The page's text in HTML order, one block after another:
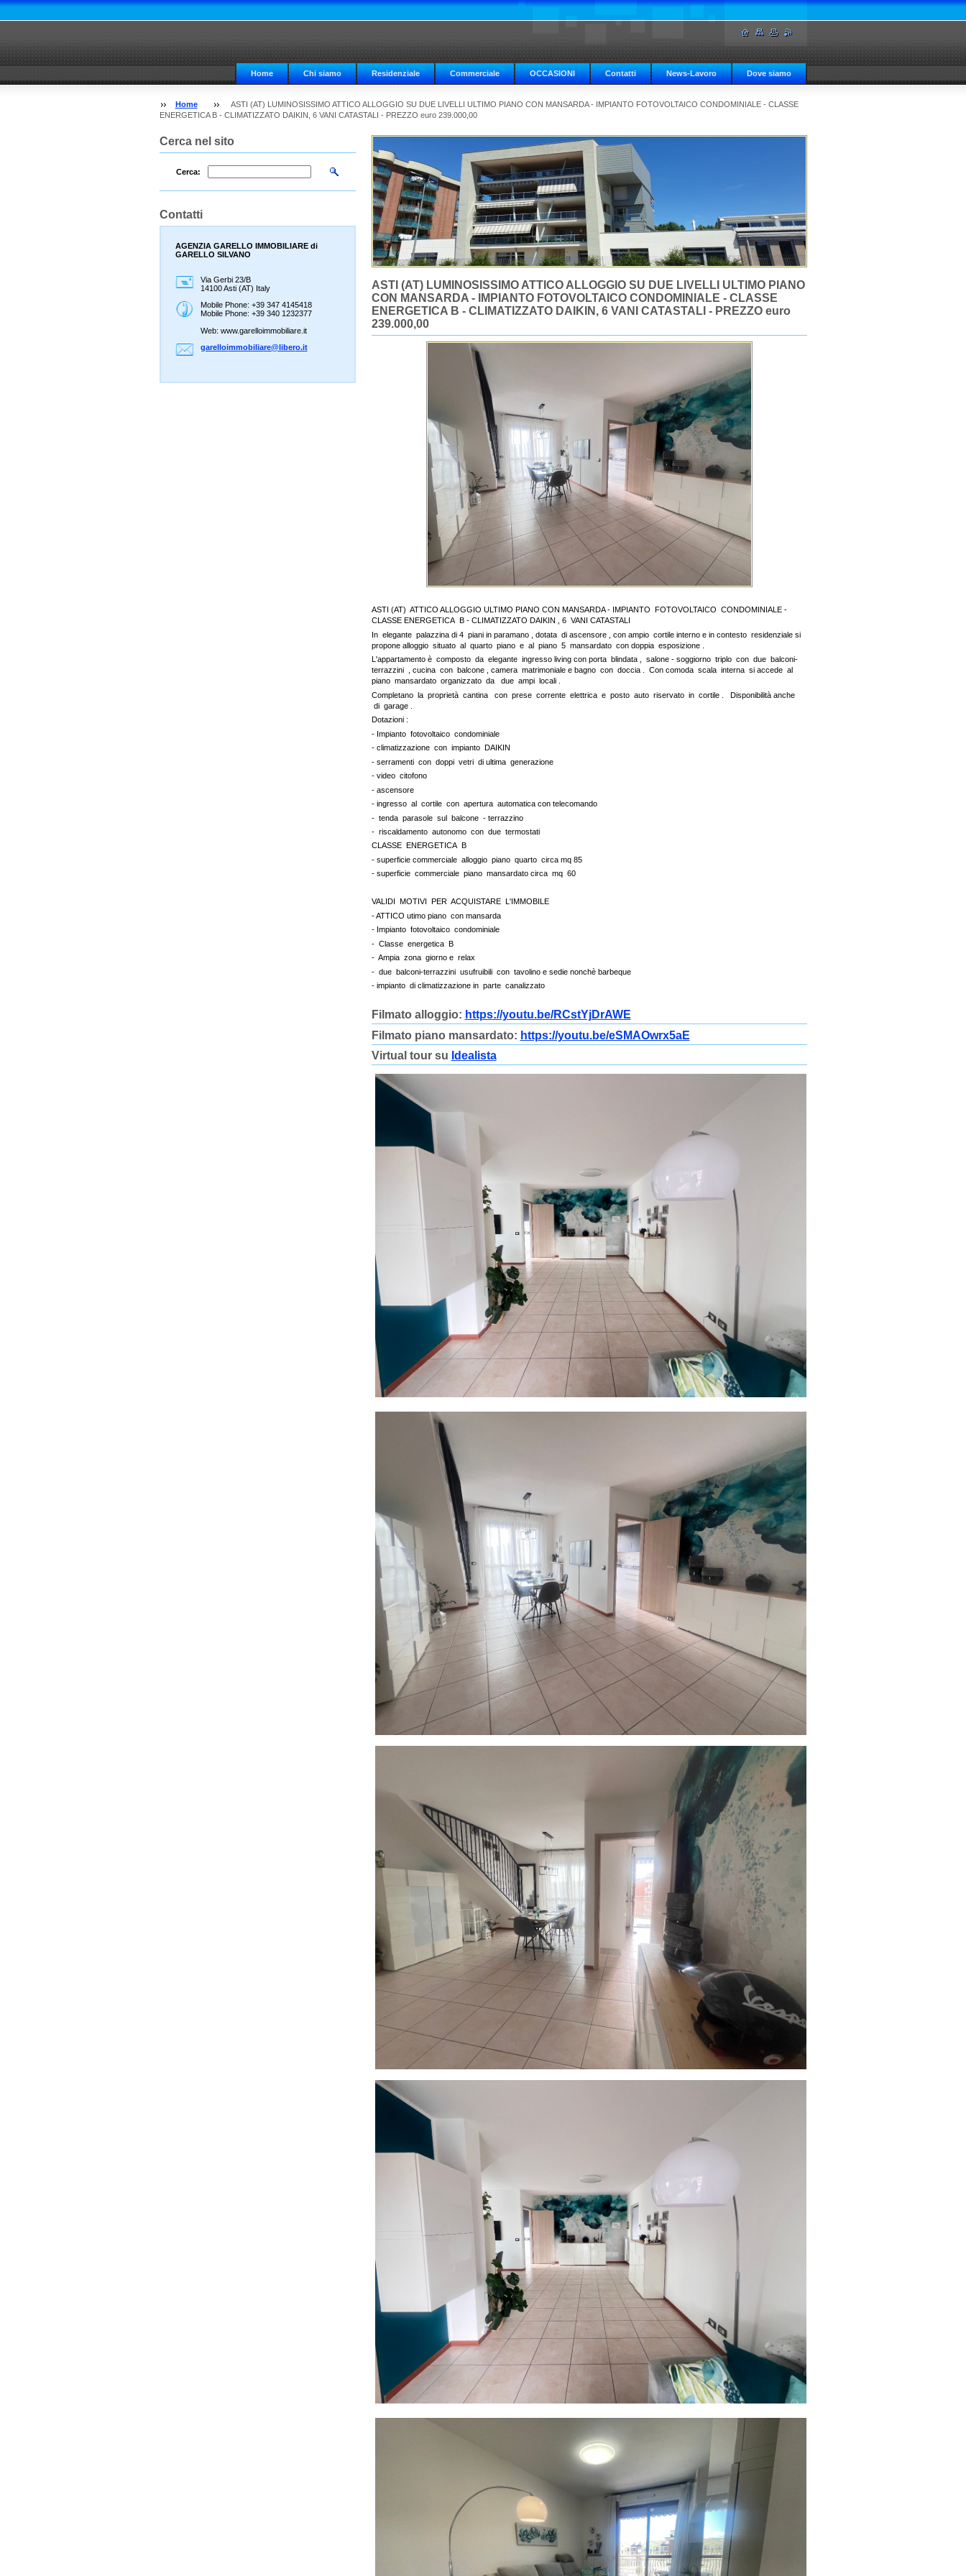
Home Chi siamo Residenziale Commerciale OCCASIONI Contatti News-Lavoro Dove siamo
Home
ASTI (AT) LUMINOSISSIMO ATTICO ALLOGGIO SU DUE LIVELLI ULTIMO PIANO CON MANSARDA - IMPIANTO FOTOVOLTAICO CONDOMINIALE - CLASSE
ENERGETICA B - CLIMATIZZATO DAIKIN, 6 VANI CATASTALI - PREZZO euro 239.000,00
ASTI (AT) LUMINOSISSIMO ATTICO ALLOGGIO SU DUE LIVELLI ULTIMO PIANO
CON MANSARDA - IMPIANTO FOTOVOLTAICO CONDOMINIALE - CLASSE
ENERGETICA B - CLIMATIZZATO DAIKIN, 6 VANI CATASTALI - PREZZO euro
239.000,00
ASTI (AT) ATTICO ALLOGGIO ULTIMO PIANO CON MANSARDA - IMPIANTO FOTOVOLTAICO CONDOMINIALE -
CLASSE ENERGETICA B - CLIMATIZZATO DAIKIN , 6 VANI CATASTALI
In elegante palazzina di 4 piani in paramano , dotata di ascensore , con ampio cortile interno e in contesto residenziale si
propone alloggio situato al quarto piano e al piano 5 mansardato con doppia esposizione .
L'appartamento è composto da elegante ingresso living con porta blindata , salone - soggiorno triplo con due balconi-
terrazzini , cucina con balcone , camera matrimoniale e bagno con doccia . Con comoda scala interna si accede al
piano mansardato organizzato da due ampi locali .
Completano la proprietà cantina con prese corrente elettrica e posto auto riservato in cortile . Disponibilità anche
di garage .
Dotazioni :
- Impianto fotovoltaico condominiale
- climatizzazione con impianto DAIKIN
- serramenti con doppi vetri di ultima generazione
- video citofono
- ascensore
- ingresso al cortile con apertura automatica con telecomando
- tenda parasole sul balcone - terrazzino
- riscaldamento autonomo con due termostati
CLASSE ENERGETICA B
- superficie commerciale alloggio piano quarto circa mq 85
- superficie commerciale piano mansardato circa mq 60
VALIDI MOTIVI PER ACQUISTARE L'IMMOBILE
- ATTICO utimo piano con mansarda
- Impianto fotovoltaico condominiale
- Classe energetica B
- Ampia zona giorno e relax
- due balconi-terrazzini usufruibili con tavolino e sedie nonchè barbeque
- impianto di climatizzazione in parte canalizzato
Filmato alloggio: https://youtu.be/RCstYjDrAWE
Filmato piano mansardato: https://youtu.be/eSMAOwrx5aE
Virtual tour su Idealista
Cerca nel sito
Cerca:
Contatti
AGENZIA GARELLO IMMOBILIARE di
GARELLO SILVANO
Via Gerbi 23/B
14100 Asti (AT) Italy
Mobile Phone: +39 347 4145418
Mobile Phone: +39 340 1232377
Web: www.garelloimmobiliare.it
garelloimmobiliare@libero.it